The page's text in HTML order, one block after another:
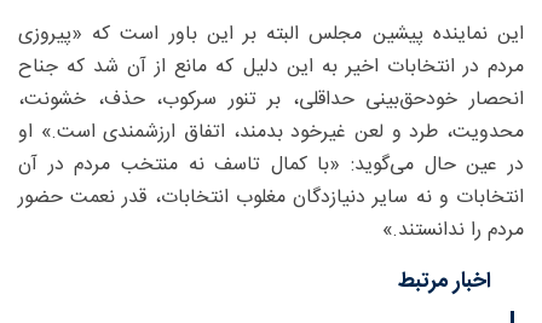
این نماینده پیشین مجلس البته بر این باور است که «پیروزی
مردم در انتخابات اخیر به این دلیل که مانع از آن شد که جناح
انحصار خودحق‌بینی حداقلی، بر تنور سرکوب، حذف، خشونت،
محدویت، طرد و لعن غیرخود بدمند، اتفاق ارزشمندی است.» او
در عین حال می‌گوید: «با کمال تاسف نه منتخب مردم در آن
انتخابات و نه سایر دنیازدگان مغلوب انتخابات، قدر نعمت حضور
مردم را ندانستند.»
اخبار مرتبط